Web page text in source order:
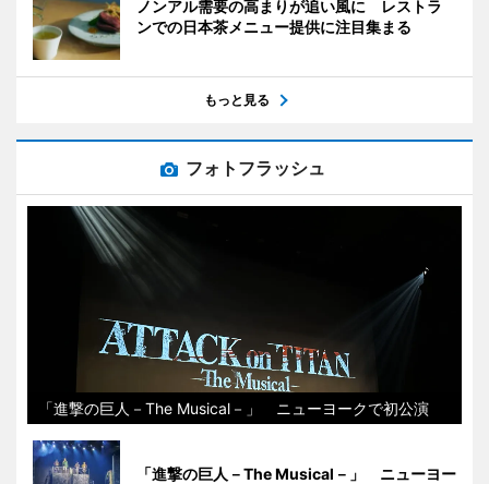
ノンアル需要の高まりが追い風に レストラ
ンでの日本茶メニュー提供に注目集まる
もっと見る
フォトフラッシュ
「進撃の巨人－The Musical－」 ニューヨークで初公演
「進撃の巨人－The Musical－」 ニューヨー